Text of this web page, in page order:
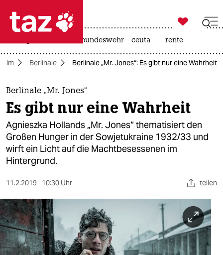
 taz zahl ich
taz zahl ich
themen
politik
öko
gesellschaft
kultur
sport
berlin
nord

taz zahl ich
bundeswehr ceuta rente
Film Berlinale Berlinale „Mr. Jones“: Es gibt nur eine Wahrheit
Berlinale „Mr. Jones“
Es gibt nur eine Wahrheit
Agnieszka Hollands „Mr. Jones“ thematisiert den
Großen Hunger in der Sowjetukraine 1932/33 und
wirft ein Licht auf die Machtbesessenen im
Hintergrund.
11.2.2019 10:30 Uhr teilen